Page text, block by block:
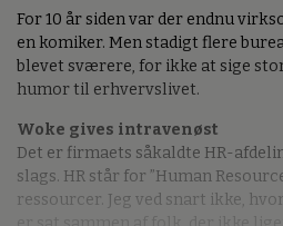
For 10 år siden var der endnu
en komiker. Men stadigt flere
blevet sværere, for ikke at sige
humor til erhvervslivet.
Woke gives intravenøst
Det er firmaets såkaldte HR-
slags. HR står for ”Human
ressourcer. Jeg ved snart ikke,